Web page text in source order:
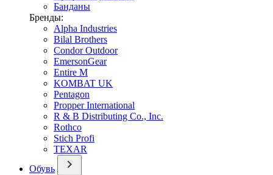
Банданы
Бренды:
Alpha Industries
Bilal Brothers
Condor Outdoor
EmersonGear
Entire M
KOMBAT UK
Pentagon
Propper International
R & B Distributing Co., Inc.
Rothco
Stich Profi
TEXAR
Обувь